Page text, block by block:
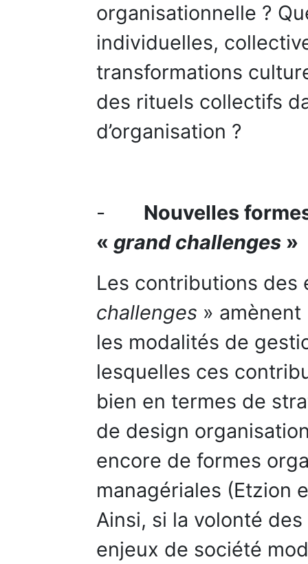
organisationnelle ?
individuelles,
transformations
des rituels collectifs
d’organisation ?
- Nouvelles
« grand challenges »
Les contributions
challenges »
les modalités de
lesquelles ces
bien en termes de
de design
encore de formes
managériales (Etzion
Ainsi, si la volonté
enjeux de société